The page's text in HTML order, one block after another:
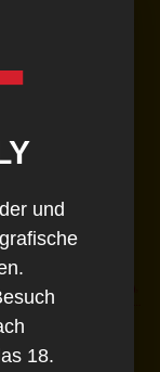
und
18.